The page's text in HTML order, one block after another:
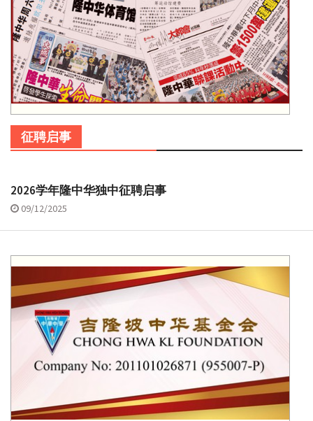
征聘启事
2026学年隆中华独中征聘启事
09/12/2025